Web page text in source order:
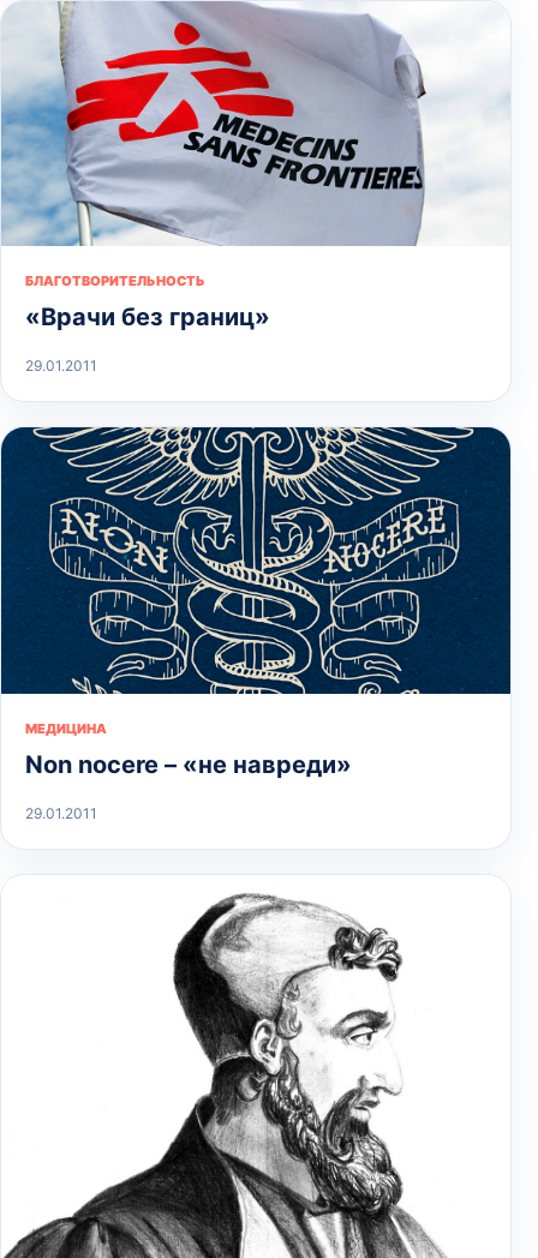
БЛАГОТВОРИТЕЛЬНОСТЬ
«Врачи без границ»
29.01.2011
МЕДИЦИНА
Non nocere – «не навреди»
29.01.2011